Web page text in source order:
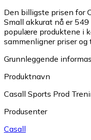
Den billigste prisen for
Small akkurat nå er 549
populære produktene i
sammenligner priser
Grunnleggende
Produktnavn
Casall Sports Prod
Produsenter
Casall